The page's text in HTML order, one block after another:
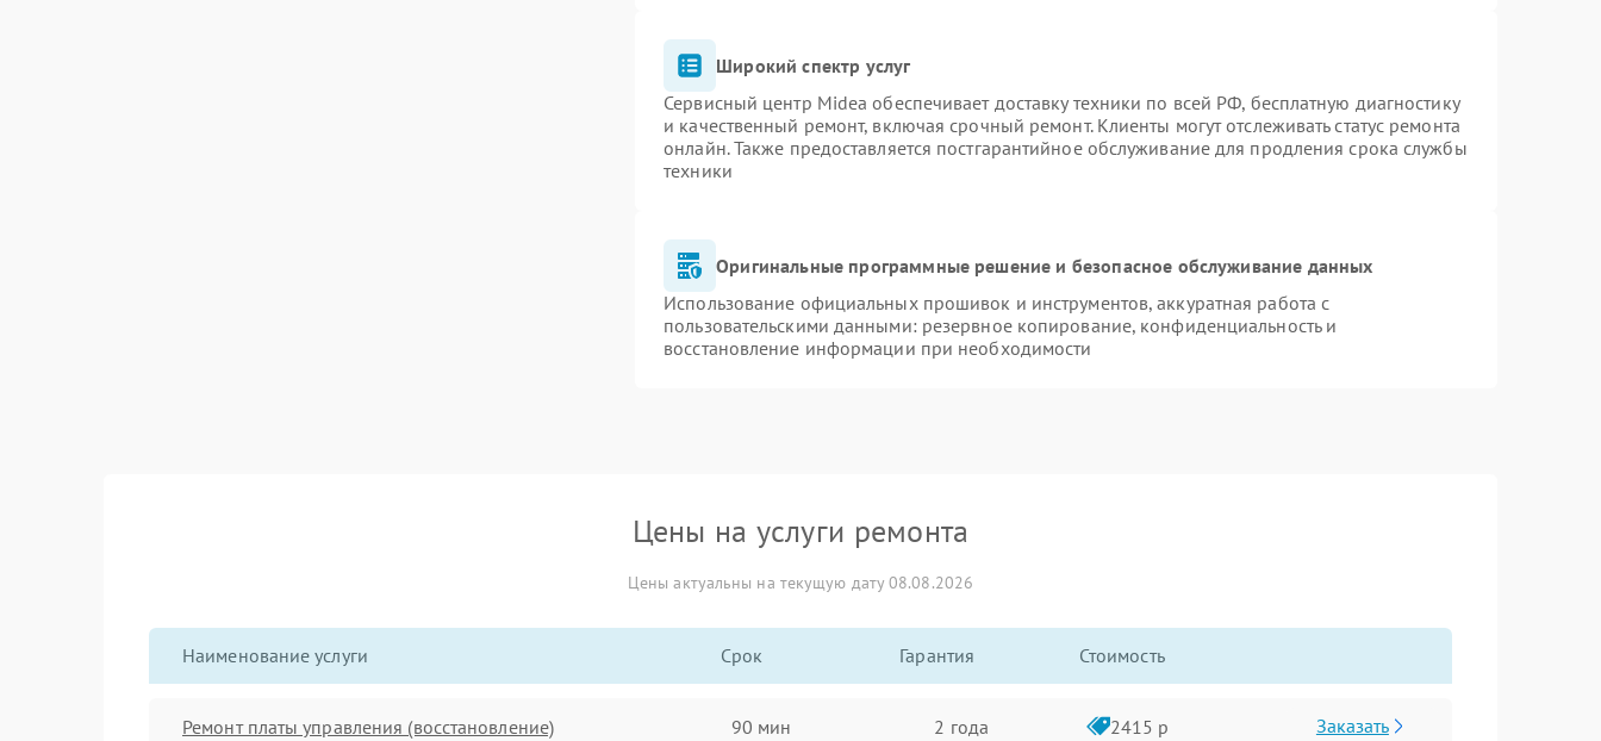
Широкий спектр услуг
Сервисный центр Midea обеспечивает доставку техники по всей РФ, бесплатную диагностику
и качественный ремонт, включая срочный ремонт. Клиенты могут отслеживать статус ремонта
онлайн. Также предоставляется постгарантийное обслуживание для продления срока службы
техники
Оригинальные программные решение и безопасное обслуживание данных
Использование официальных прошивок и инструментов, аккуратная работа с
пользовательскими данными: резервное копирование, конфиденциальность и
восстановление информации при необходимости
Цены на услуги ремонта
Цены актуальны на текущую дату 08.08.2026
Наименование услуги Срок Гарантия Стоимость
Ремонт платы управления (восстановление) 90 мин 2 года 2415 р Заказать